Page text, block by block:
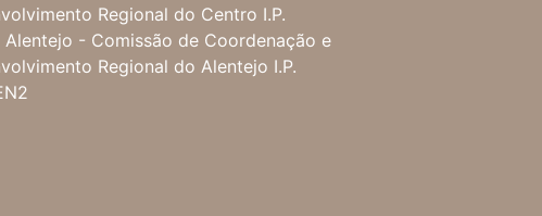
Regional do Centro I.P.
Alentejo - Comissão de Coordenação e
Regional do Alentejo I.P.